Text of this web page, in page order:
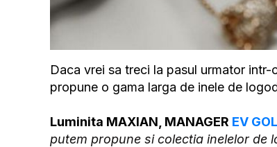
Daca vrei sa treci la pasul urmator
propune o gama larga de inele de
Luminita MAXIAN, MANAGER EV
putem propune si colectia inelelor de